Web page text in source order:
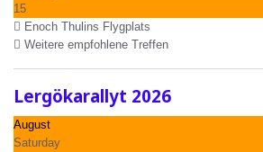
15
Enoch Thulins Flygplats
Weitere empfohlene Treffen
Lergökarallyt 2026
August
Saturday